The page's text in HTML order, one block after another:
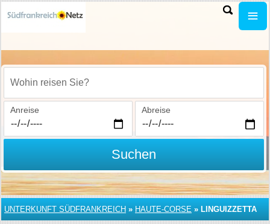
Wohin reisen Sie?
Anreise Abreise
Suchen
UNTERKUNFT SÜDFRANKREICH » HAUTE-CORSE » LINGUIZZETTA